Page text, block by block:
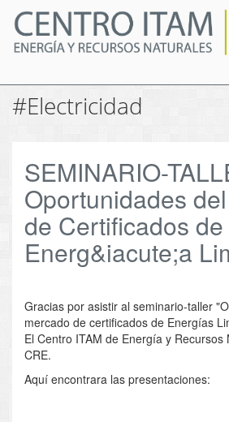
Pasar
contenido
principal
#Electricidad
SEMINARIO-
Oportunidades
de Certificados de
Energ&iacute;a
Gracias por asistir al seminario-taller
mercado de certificados de Energías
El Centro ITAM de Energía y Recursos
CRE.
Aquí encontrara las presentaciones: